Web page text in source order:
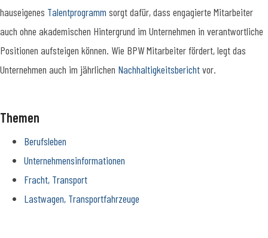
hauseigenes Talentprogramm sorgt dafür, dass engagierte Mitarbeiter
auch ohne akademischen Hintergrund im Unternehmen in verantwortliche
Positionen aufsteigen können. Wie BPW Mitarbeiter fördert, legt das
Unternehmen auch im jährlichen Nachhaltigkeitsberichtvor.
Themen
Berufsleben
Unternehmensinformationen
Fracht, Transport
Lastwagen, Transportfahrzeuge